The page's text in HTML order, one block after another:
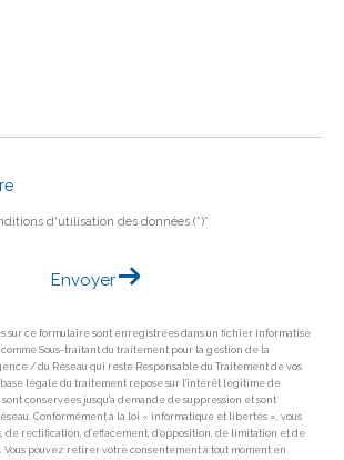
d'utilisation des données (*)*
Envoyer
sur ce formulaire sont enregistrées dans un fichier informatisé
Sous-traitant du traitement pour la gestion de la
/ du Réseau qui reste Responsable du Traitement de vos
légale du traitement repose sur l'intérêt légitime de
conservées jusqu'à demande de suppression et sont
Conformément à la loi « informatique et libertés », vous
de rectification, d’effacement, d’opposition, de limitation et de
pouvez retirer votre consentement à tout moment en